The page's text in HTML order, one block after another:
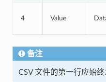
4 Value
备注
CSV 文件的第一行应始